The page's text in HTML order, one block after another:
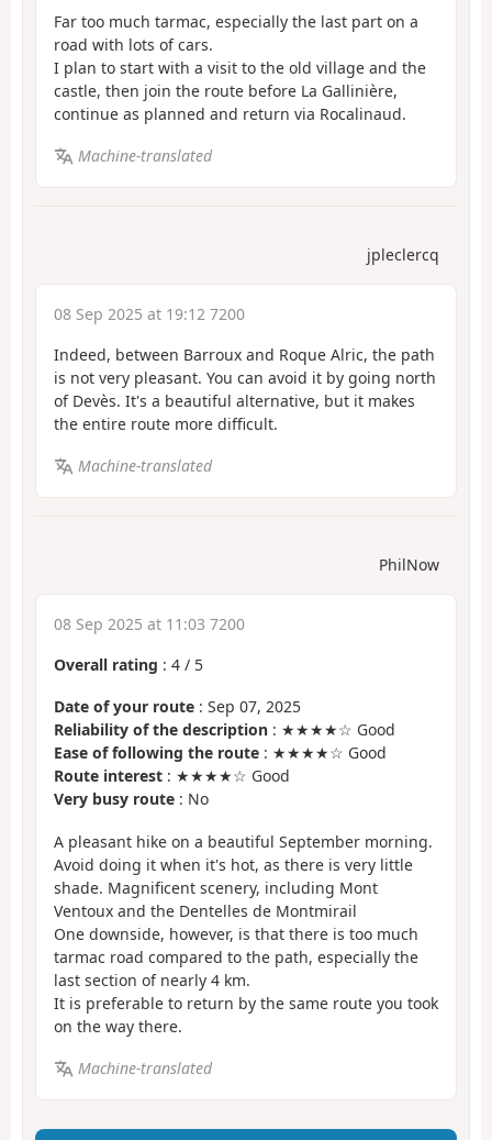
Far too much tarmac, especially the last part on a
road with lots of cars.
I plan to start with a visit to the old village and the
castle, then join the route before La Gallinière,
continue as planned and return via Rocalinaud.
Machine-translated
jpleclercq
08 Sep 2025 at 19:12 7200
Indeed, between Barroux and Roque Alric, the path
is not very pleasant. You can avoid it by going north
of Devès. It's a beautiful alternative, but it makes
the entire route more difficult.
Machine-translated
PhilNow
08 Sep 2025 at 11:03 7200
Overall rating : 4 / 5
Date of your route : Sep 07, 2025
Reliability of the description : ★★★★☆ Good
Ease of following the route : ★★★★☆ Good
Route interest : ★★★★☆ Good
Very busy route : No
A pleasant hike on a beautiful September morning.
Avoid doing it when it's hot, as there is very little
shade. Magnificent scenery, including Mont
Ventoux and the Dentelles de Montmirail
One downside, however, is that there is too much
tarmac road compared to the path, especially the
last section of nearly 4 km.
It is preferable to return by the same route you took
on the way there.
Machine-translated